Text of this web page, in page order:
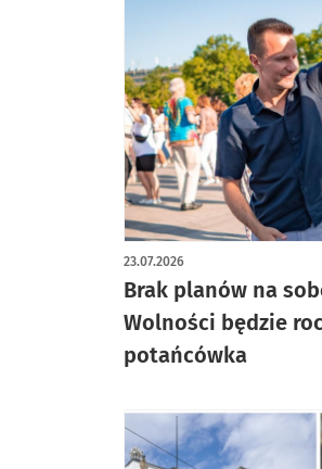
Brak planów na
Wolności będzie
potańcówka
23.07.2026